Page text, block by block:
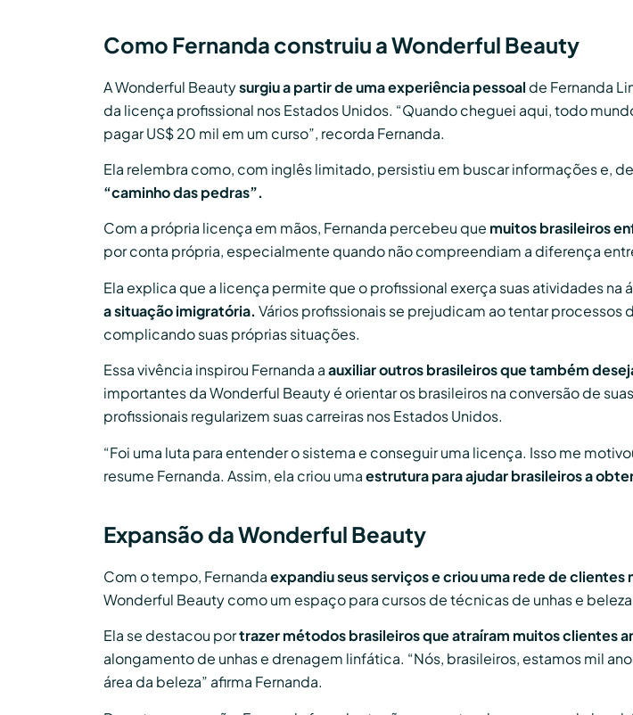
Como Fernanda construiu a Wonderful Beauty
A Wonderful Beautysurgiu a partir de uma experiência pessoal de Fernanda
da licença profissional nos Estados Unidos. “Quando cheguei aqui, todo
pagar US$ 20 mil em um curso”, recorda Fernanda.
Ela relembra como, com inglês limitado, persistiu em buscar informações e,
“caminho das pedras”.
Com a própria licença em mãos, Fernanda percebeu que muitos brasileiros
por conta própria, especialmente quando não compreendiam a diferença
Ela explica que a licença permite que o profissional exerça suas atividades
a situação imigratória. Vários profissionais se prejudicam ao tentar
complicando suas próprias situações.
Essa vivência inspirou Fernanda aauxiliar outros brasileiros que também
importantes da Wonderful Beauty é orientar os brasileiros na conversão de
profissionais regularizem suas carreiras nos Estados Unidos.
“Foi uma luta para entender o sistema e conseguir uma licença. Isso me
resume Fernanda. Assim, ela criou umaestrutura para ajudar brasileiros a
Expansão da Wonderful Beauty
Com o tempo, Fernandaexpandiu seus serviços e criou uma rede de clientes
Wonderful Beauty como um espaço para cursos de técnicas de unhas e
Ela se destacou portrazer métodos brasileiros que atraíram muitos clientes
alongamento de unhas e drenagem linfática. “Nós, brasileiros, estamos mil
área da beleza” afirma Fernanda.